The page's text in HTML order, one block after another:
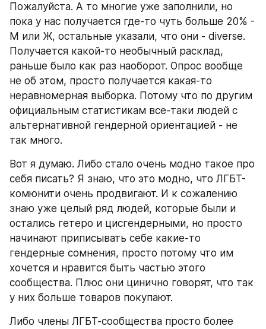
Пожалуйста. А то многие уже заполнили, но
пока у нас получается где-то чуть больше 20% -
М или Ж, остальные указали, что они - diverse.
Получается какой-то необычный расклад,
раньше было как раз наоборот. Опрос вообще
не об этом, просто получается какая-то
неравномерная выборка. Потому что по другим
официальным статистикам все-таки людей с
альтернативной гендерной ориентацией - не
так много.
Вот я думаю. Либо стало очень модно такое про
себя писать? Я знаю, что это модно, что ЛГБТ-
комюнити очень продвигают. И к сожалению
знаю уже целый ряд людей, которые были и
остались гетеро и цисгендерными, но просто
начинают приписывать себе какие-то
гендерные сомнения, просто потому что им
хочется и нравится быть частью этого
сообщества. Плюс они цинично говорят, что так
у них больше товаров покупают.
Либо члены ЛГБТ-сообщества просто более